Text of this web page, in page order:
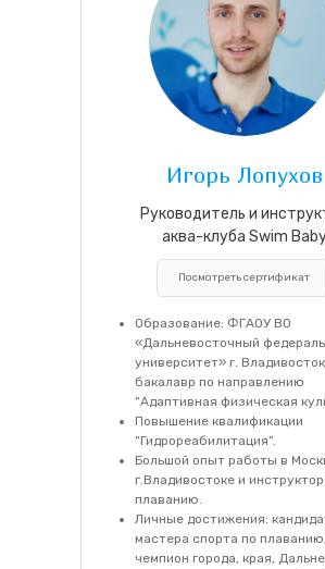
Игорь Лопухов
Руководитель и
аква-клуба Swim
Посмотреть сертификат
Образование: ФГАОУ ВО
«Дальневосточный
университет» г.
бакалавр по направлению
“Адаптивная физическая
Повышение квалификации
“Гидрореабилитация”.
Большой опыт работы в
г.Владивостоке и
плаванию.
Личные достижения:
мастера спорта по плаванию,
чемпион города, края,